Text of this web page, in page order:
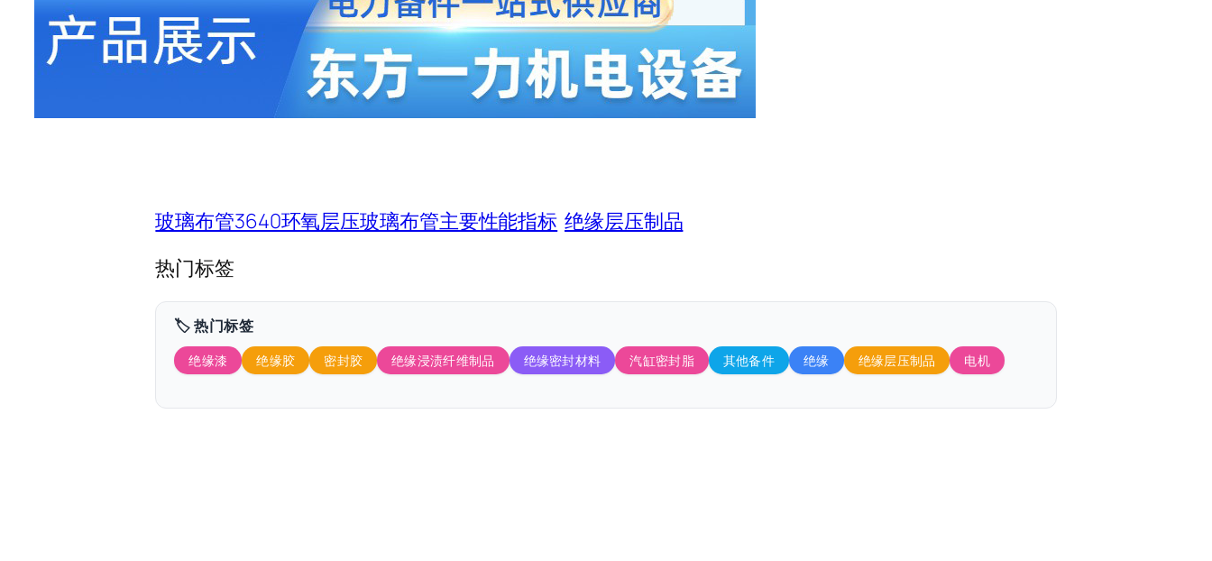
玻璃布管3640环氧层压玻璃布管主要性能指标 绝缘层压制品
热门标签
🏷️ 热门标签
绝缘漆 绝缘胶 密封胶 绝缘浸渍纤维制品 绝缘密封材料 汽缸密封脂 其他备件 绝缘 绝缘层压制品 电机